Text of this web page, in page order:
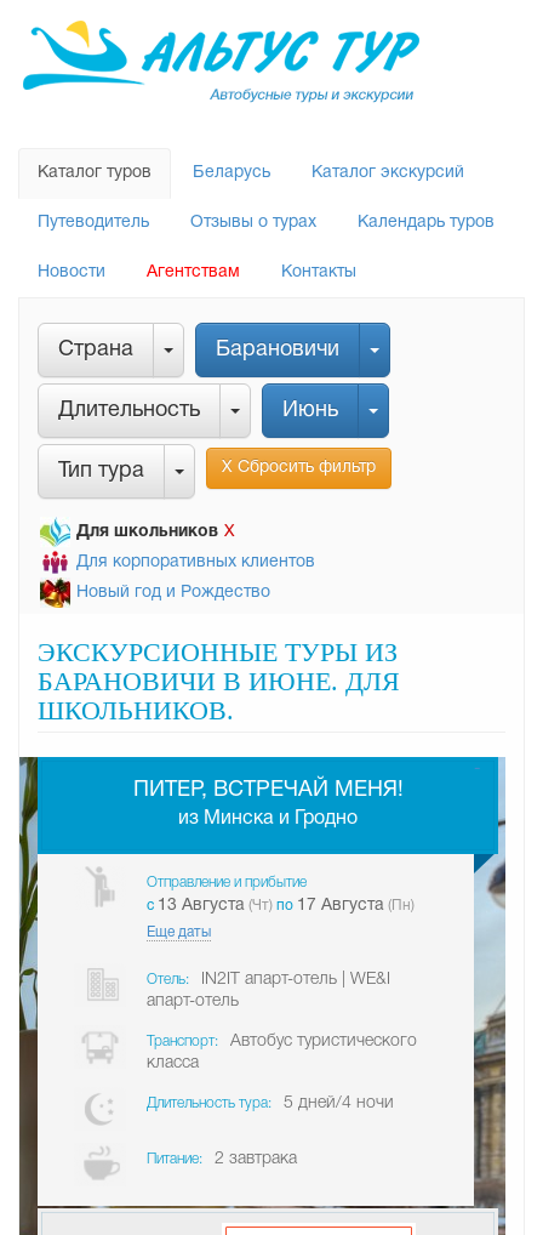
Каталог туров Беларусь Каталог экскурсий
Путеводитель Отзывы о турах Календарь туров
Новости Агентствам Контакты
Страна Барановичи
Длительность Июнь
Тип тура Х Сбросить фильтр
Для школьников Х
Для корпоративных клиентов
Новый год и Рождество
ЭКСКУРСИОННЫЕ ТУРЫ ИЗ
БАРАНОВИЧИ В ИЮНЕ. ДЛЯ
ШКОЛЬНИКОВ.
ПИТЕР, ВСТРЕЧАЙ МЕНЯ!
из Минска и Гродно
Отправление и прибытие
c 13 Августа (Чт) по 17 Августа (Пн)
Еще даты
Отель:
IN2IT апарт-отель | WE&I
апарт-отель
Транспорт:
Автобус туристического
класса
Длительность тура: 5 дней/4 ночи
Питание: 2 завтрака
-